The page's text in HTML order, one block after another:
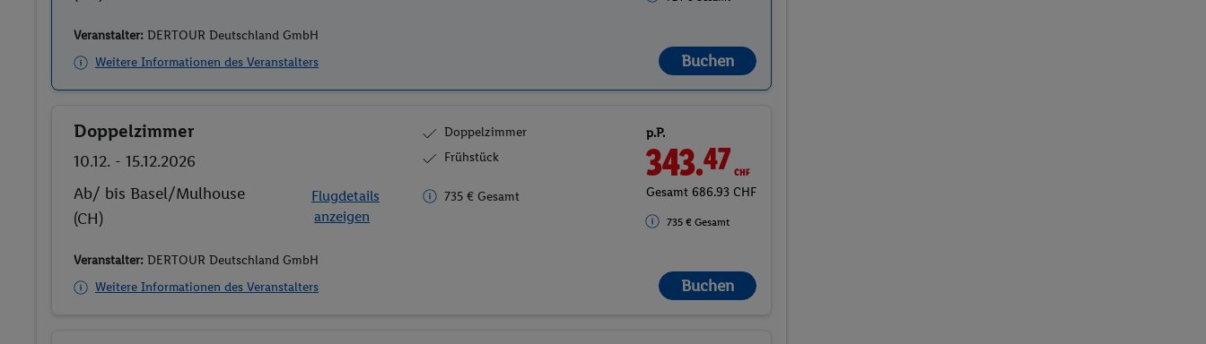
Veranstalter: DERTOUR Deutschland GmbH
Weitere Informationen des Veranstalters
Buchen
Buchen
Doppelzimmer
10.12. - 15.12.2026
Ab/ bis Basel/Mulhouse
(CH)
Flugdetails
anzeigen
Doppelzimmer
Frühstück
735 € Gesamt
p.P.
343.47CHF
Gesamt 686.93 CHF
735 € Gesamt
Veranstalter: DERTOUR Deutschland GmbH
Weitere Informationen des Veranstalters
Buchen